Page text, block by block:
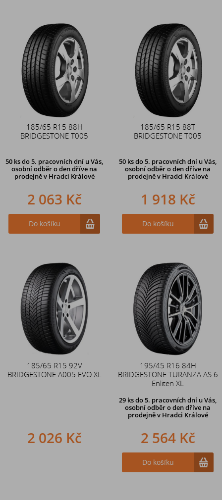
185/65 R15 88H
BRIDGESTONE T005
50 ksdo 5. pracovních dní u Vás,
osobní odběr o den dříve na
prodejněv Hradci Králové
2 063 Kč
Do košíku
185/65 R15 88T
BRIDGESTONE T005
50 ksdo 5. pracovních dní u Vás,
osobní odběr o den dříve na
prodejněv Hradci Králové
1 918 Kč
Do košíku
185/65 R15 92V
BRIDGESTONE A005 EVO XL
2 026 Kč
195/45 R16 84H
BRIDGESTONE TURANZA AS 6
Enliten XL
29 ksdo 5. pracovních dní u Vás,
osobní odběr o den dříve na
prodejněv Hradci Králové
2 564 Kč
Do košíku